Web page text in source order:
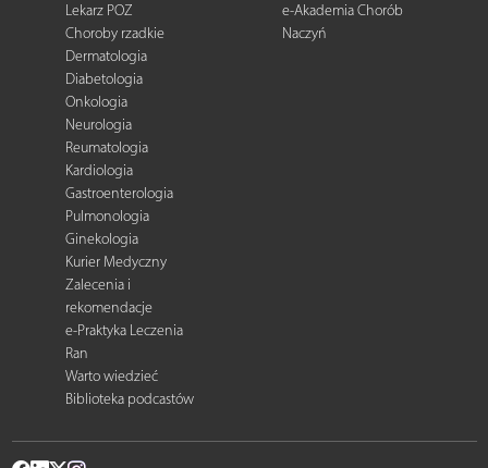
Lekarz POZ
Choroby rzadkie
Dermatologia
Diabetologia
Onkologia
Neurologia
Reumatologia
Kardiologia
Gastroenterologia
Pulmonologia
Ginekologia
Kurier Medyczny
Zalecenia i
rekomendacje
e-Praktyka Leczenia
Ran
Warto wiedzieć
Biblioteka podcastów
e-Akademia Chorób
Naczyń